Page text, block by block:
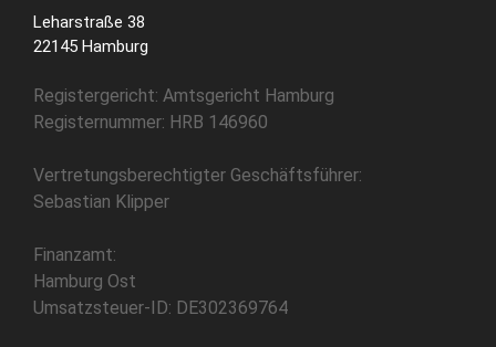
Leharstraße 38
22145 Hamburg
Registergericht: Amtsgericht Hamburg
Registernummer: HRB 146960
Vertretungsberechtigter Geschäftsführer:
Sebastian Klipper
Finanzamt:
Hamburg Ost
Umsatzsteuer-ID: DE302369764